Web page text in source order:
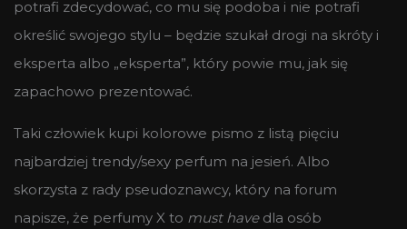
potrafi zdecydować, co mu się podoba i nie potrafi
określić swojego stylu – będzie szukał drogi na skróty i
eksperta albo „eksperta”, który powie mu, jak się
zapachowo prezentować.
Taki człowiek kupi kolorowe pismo z listą pięciu
najbardziej trendy/sexy perfum na jesień. Albo
skorzysta z rady pseudoznawcy, który na forum
napisze, że perfumy X to must havedla osób